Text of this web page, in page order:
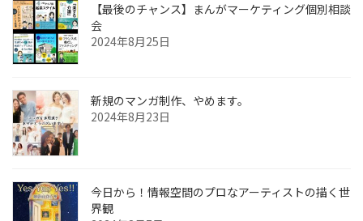
【最後のチャンス】まんがマーケティング個別相談
会
2024年8月25日
新規のマンガ制作、やめます。
2024年8月23日
今日から！情報空間のプロなアーティストの描く世
界観